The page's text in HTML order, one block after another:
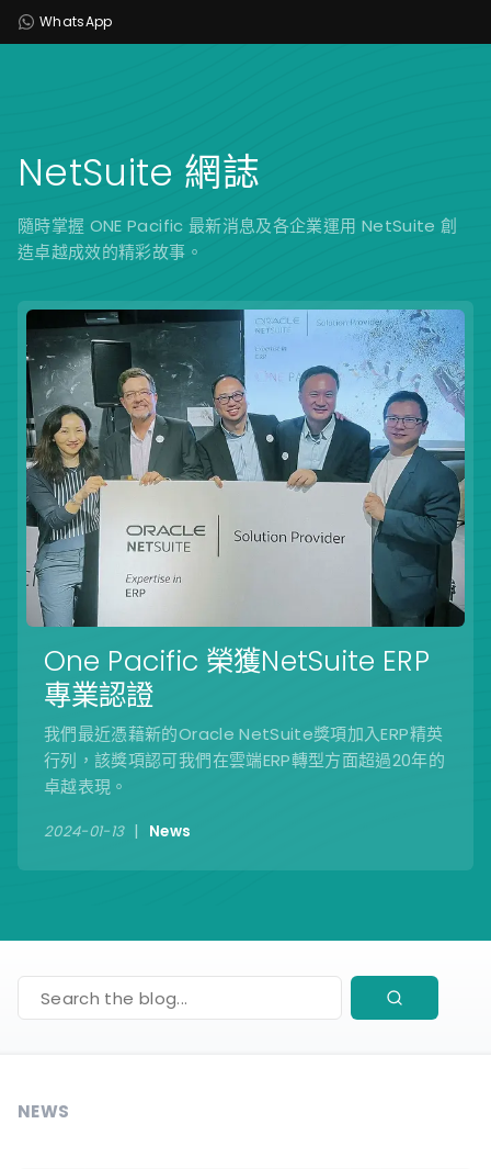
WhatsApp
NetSuite 網誌
隨時掌握 ONE Pacific 最新消息及各企業運用 NetSuite 創
造卓越成效的精彩故事。
One Pacific 榮獲NetSuite ERP
專業認證
我們最近憑藉新的Oracle NetSuite獎項加入ERP精英
行列，該獎項認可我們在雲端ERP轉型方面超過20年的
卓越表現。
2024-01-13| News
Search
NEWS